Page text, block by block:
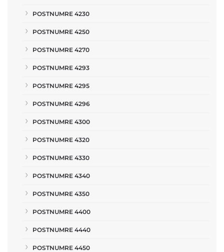
POSTNUMRE 4230
POSTNUMRE 4250
POSTNUMRE 4270
POSTNUMRE 4293
POSTNUMRE 4295
POSTNUMRE 4296
POSTNUMRE 4300
POSTNUMRE 4320
POSTNUMRE 4330
POSTNUMRE 4340
POSTNUMRE 4350
POSTNUMRE 4400
POSTNUMRE 4440
POSTNUMRE 4450